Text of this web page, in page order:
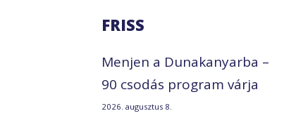
FRISS
Menjen a Dunakanyarba –
90 csodás program várja
2026. augusztus 8.